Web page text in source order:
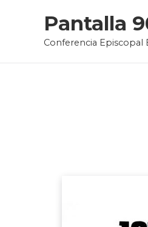
Pantalla
Conferencia Episcopal